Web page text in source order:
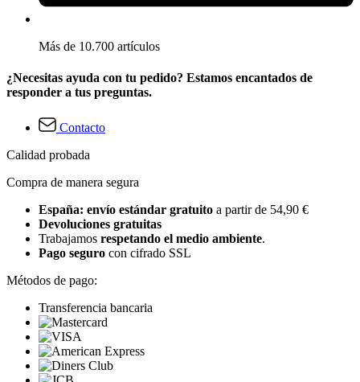
Más de 10.700 artículos
¿Necesitas ayuda con tu pedido? Estamos encantados de
responder a tus preguntas.
Contacto
Calidad probada
Compra de manera segura
España: envío estándar gratuito a partir de 54,90 €
Devoluciones gratuitas
Trabajamos respetando el medio ambiente.
Pago seguro con cifrado SSL
Métodos de pago:
Transferencia bancaria